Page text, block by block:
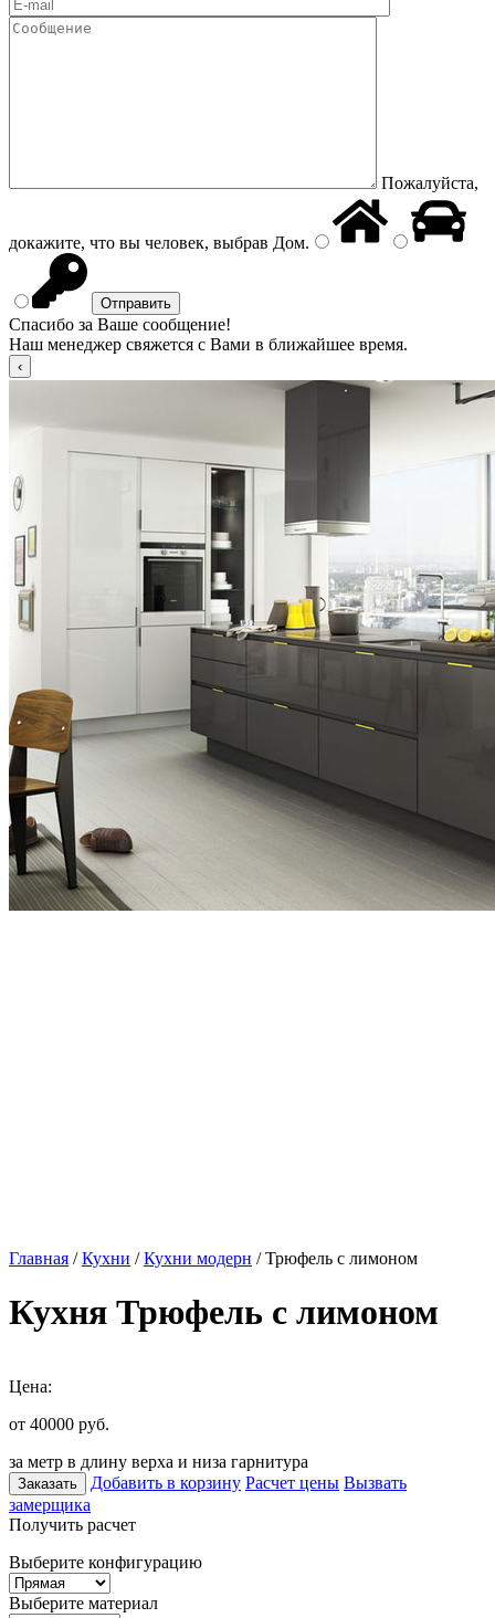
Пожалуйста,
докажите, что вы человек, выбрав Дом.
Спасибо за Ваше сообщение!
Наш менеджер свяжется с Вами в ближайшее время.
Главная /Кухни /Кухни модерн / Трюфель с лимоном
Кухня Трюфель с лимоном
Цена:
от 40000 руб.
за метр в длину верха и низа гарнитура
Заказать Добавить в корзину Расчет цены Вызвать
замерщика
Получить расчет
Выберите конфигурацию
Выберите материал